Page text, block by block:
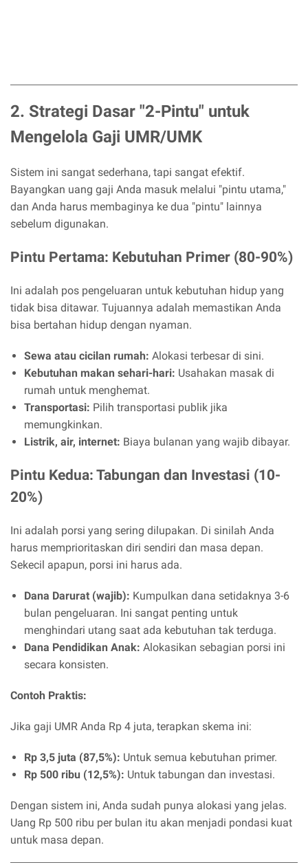
2. Strategi Dasar "2-Pintu" untuk
Mengelola Gaji UMR/UMK
Sistem ini sangat sederhana, tapi sangat efektif.
Bayangkan uang gaji Anda masuk melalui "pintu utama,"
dan Anda harus membaginya ke dua "pintu" lainnya
sebelum digunakan.
Pintu Pertama: Kebutuhan Primer (80-90%)
Ini adalah pos pengeluaran untuk kebutuhan hidup yang
tidak bisa ditawar. Tujuannya adalah memastikan Anda
bisa bertahan hidup dengan nyaman.
Sewa atau cicilan rumah: Alokasi terbesar di sini.
Kebutuhan makan sehari-hari: Usahakan masak di
rumah untuk menghemat.
Transportasi: Pilih transportasi publik jika
memungkinkan.
Listrik, air, internet: Biaya bulanan yang wajib dibayar.
Pintu Kedua: Tabungan dan Investasi (10-
20%)
Ini adalah porsi yang sering dilupakan. Di sinilah Anda
harus memprioritaskan diri sendiri dan masa depan.
Sekecil apapun, porsi ini harus ada.
Dana Darurat (wajib): Kumpulkan dana setidaknya 3-6
bulan pengeluaran. Ini sangat penting untuk
menghindari utang saat ada kebutuhan tak terduga.
Dana Pendidikan Anak: Alokasikan sebagian porsi ini
secara konsisten.
Contoh Praktis:
Jika gaji UMR Anda Rp 4 juta, terapkan skema ini:
Rp 3,5 juta (87,5%): Untuk semua kebutuhan primer.
Rp 500 ribu (12,5%): Untuk tabungan dan investasi.
Dengan sistem ini, Anda sudah punya alokasi yang jelas.
Uang Rp 500 ribu per bulan itu akan menjadi pondasi kuat
untuk masa depan.